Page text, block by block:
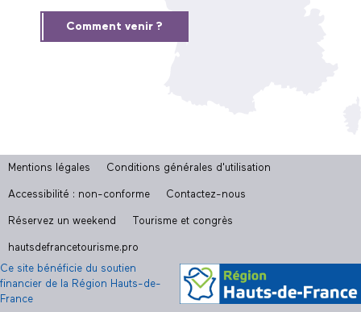
Comment venir ?
Mentions légales Conditions générales d'utilisation
Accessibilité : non-conforme Contactez-nous
Réservez un weekend Tourisme et congrès
hautsdefrancetourisme.pro
Ce site bénéficie du soutien
financier de la Région Hauts-de-
France